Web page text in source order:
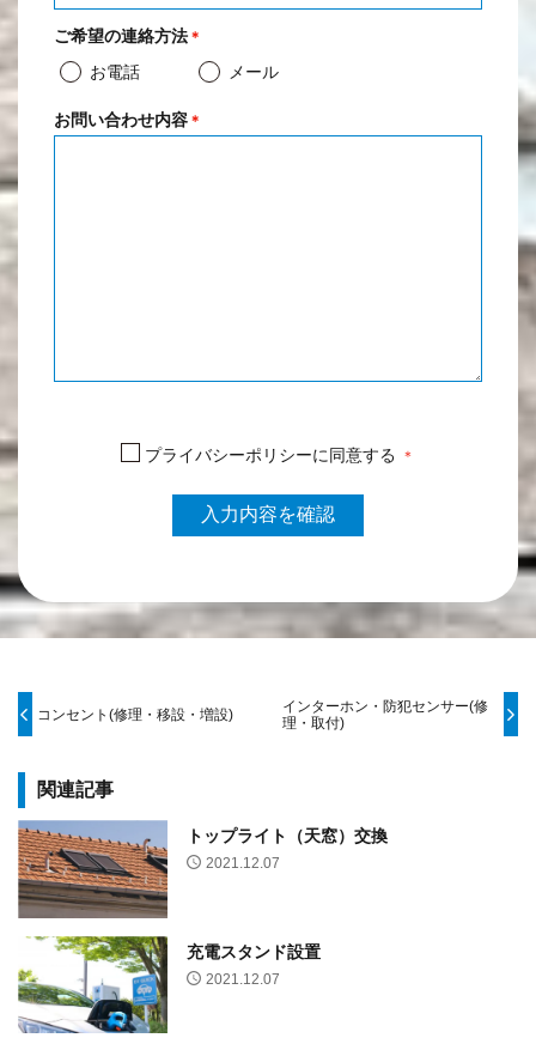
ご希望の連絡方法 ＊
お電話 メール
お問い合わせ内容 ＊
プライバシーポリシーに同意する ＊
コンセント(修理・移設・増設)
インターホン・防犯センサー(修
理・取付)
関連記事
トップライト（天窓）交換
2021.12.07
充電スタンド設置
2021.12.07